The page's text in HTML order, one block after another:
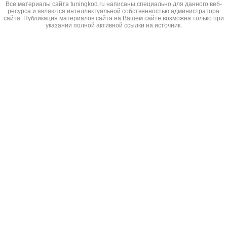
Все материалы сайта tuningkod.ru написаны специально для данного веб-
ресурса и являются интеллектуальной собственностью администратора
сайта. Публикация материалов сайта на Вашем сайте возможна только при
указании полной активной ссылки на источник.